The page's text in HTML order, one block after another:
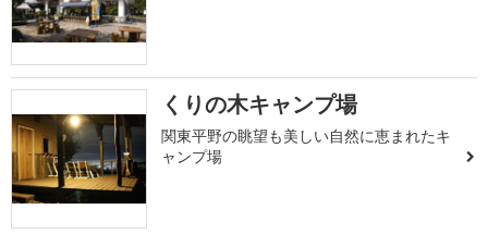
くりの木キャンプ場
関東平野の眺望も美しい自然に恵まれたキ
ャンプ場